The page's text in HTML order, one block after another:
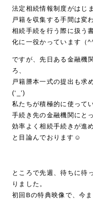
法定相続情報制度がはじ
戸籍を収集する手間は変
相続手続を行う際に扱う
化に一役かっています（^^
ですが、先日ある金融機
ろ、
戸籍謄本一式の提出も求
(‘_’)
私たちが積極的に使って
手続き先の金融機関にと
効率よく相続手続きが進
と目論んでおります☺
ところで先週、待ちに待
りました。
初回Bの特典映像で、今